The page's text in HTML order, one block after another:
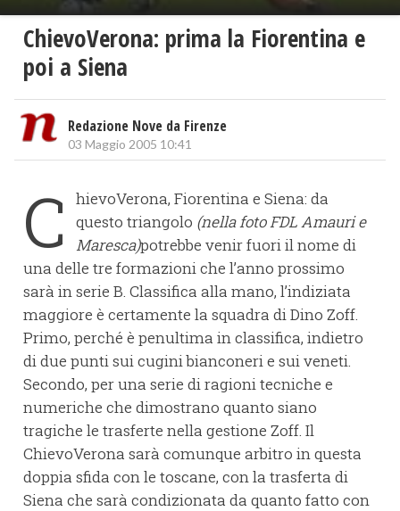
ChievoVerona: prima la Fiorentina e
poi a Siena
Redazione Nove da Firenze
03 Maggio 2005 10:41
C
hievoVerona, Fiorentina e Siena: da
questo triangolo (nella foto FDL Amauri e
Maresca)potrebbe venir fuori il nome di
una delle tre formazioni che l’anno prossimo
sarà in serie B. Classifica alla mano, l’indiziata
maggiore è certamente la squadra di Dino Zoff.
Primo, perché è penultima in classifica, indietro
di due punti sui cugini bianconeri e sui veneti.
Secondo, per una serie di ragioni tecniche e
numeriche che dimostrano quanto siano
tragiche le trasferte nella gestione Zoff. Il
ChievoVerona sarà comunque arbitro in questa
doppia sfida con le toscane, con la trasferta di
Siena che sarà condizionata da quanto fatto con